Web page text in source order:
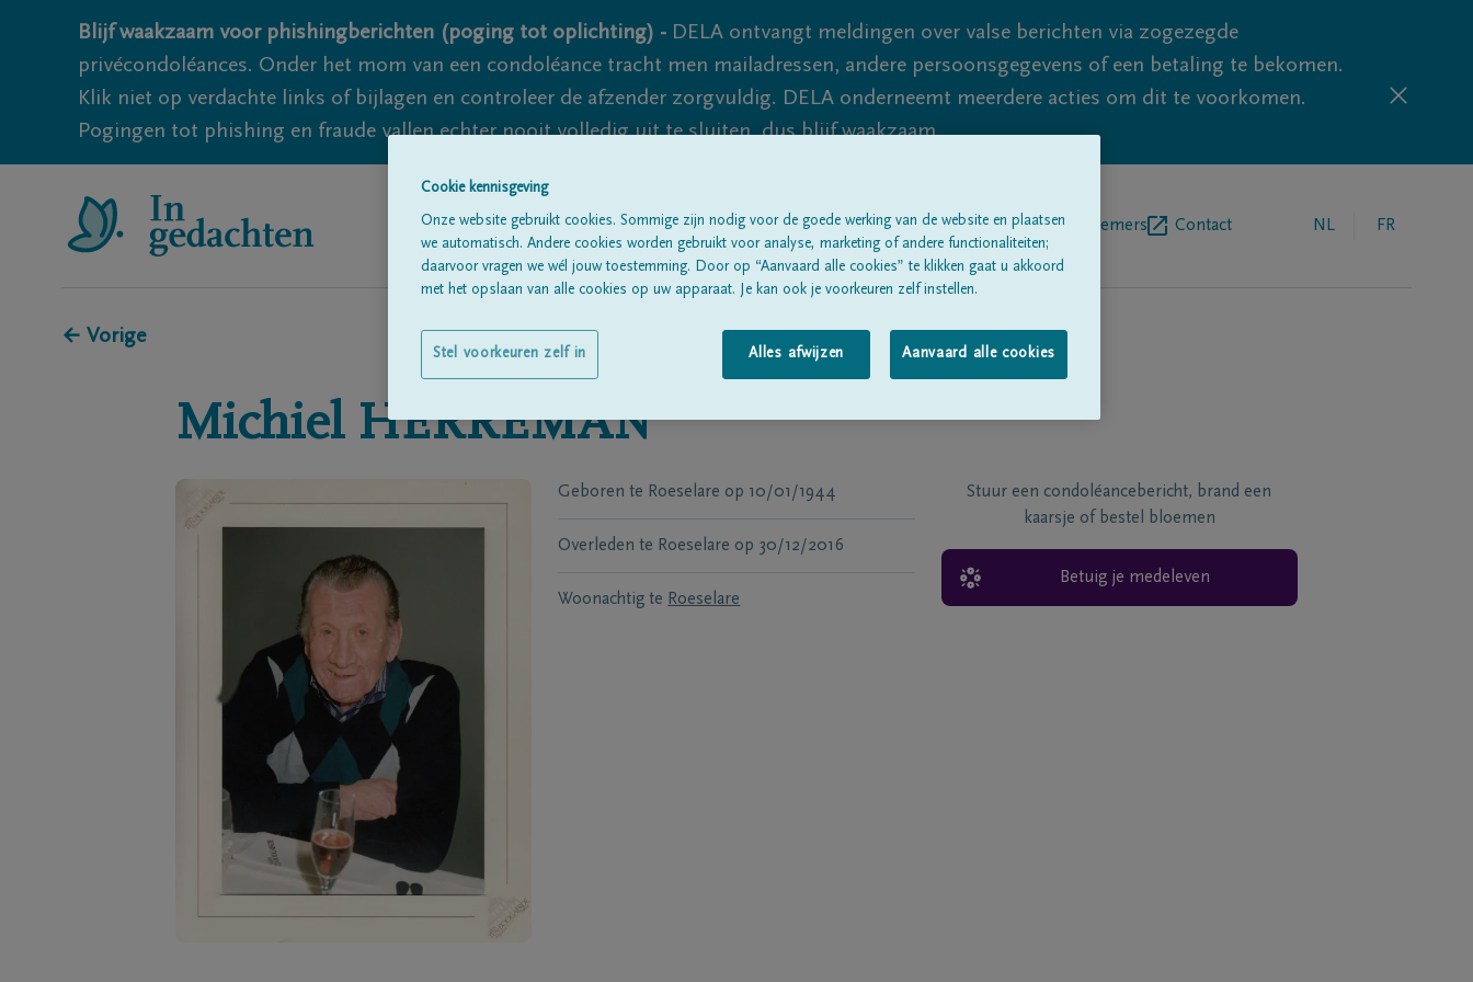
Blijf waakzaam voor phishingberichten (poging tot oplichting) - DELA ontvangt meldingen over valse berichten via zogezegde
privécondoléances. Onder het mom van een condoléance tracht men mailadressen, andere persoonsgegevens of een betaling te bekomen.
Klik niet op verdachte links of bijlagen en controleer de afzender zorgvuldig. DELA onderneemt meerdere acties om dit te voorkomen.
Pogingen tot phishing en fraude vallen echter nooit volledig uit te sluiten, dus blijf waakzaam.
Alle rouwberichtenOver onsBegrafenisondernemers Contact NL FR
← Vorige
Michiel HERREMAN
Geboren te Roeselare op 10/01/1944
Overleden te Roeselare op 30/12/2016
Woonachtig te Roeselare
Stuur een condoléancebericht, brand een
kaarsje of bestel bloemen
Betuig je medeleven
Cookie kennisgeving
Onze website gebruikt cookies. Sommige zijn nodig voor de goede werking van de website en plaatsen
we automatisch. Andere cookies worden gebruikt voor analyse, marketing of andere functionaliteiten;
daarvoor vragen we wél jouw toestemming. Door op “Aanvaard alle cookies” te klikken gaat u akkoord
met het opslaan van alle cookies op uw apparaat. Je kan ook je voorkeuren zelf instellen.
Alles afwijzen Aanvaard alle cookies
Stel voorkeuren zelf in